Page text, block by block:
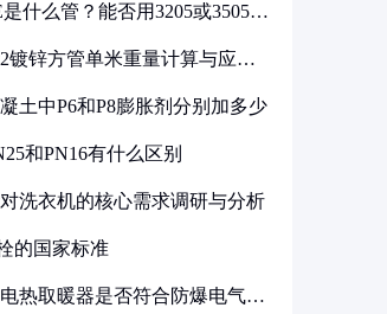
是什么管？能否用3205或3505代
镀锌方管单米重量计算与应用
土中P6和P8膨胀剂分别加多少
和PN16有什么区别
洗衣机的核心需求调研与分析
的国家标准
热取暖器是否符合防爆电气设